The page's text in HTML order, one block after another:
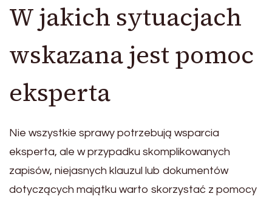
W jakich sytuacjach
wskazana jest pomoc
eksperta
Nie wszystkie sprawy potrzebują wsparcia
eksperta, ale w przypadku skomplikowanych
zapisów, niejasnych klauzul lub dokumentów
dotyczących majątku warto skorzystać z pomocy